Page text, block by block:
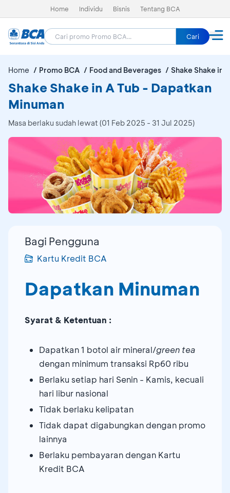
Home Individu Bisnis Tentang BCA
Cari
Home Promo BCA Food and Beverages Shake Shake in
Shake Shake in A Tub - Dapatkan
Minuman
Masa berlaku sudah lewat (01 Feb 2025 - 31 Jul 2025)
Bagi Pengguna
Kartu Kredit BCA
Dapatkan Minuman
Syarat & Ketentuan :
Dapatkan 1 botol air mineral/green tea
dengan minimum transaksi Rp60 ribu
Berlaku setiap hari Senin - Kamis, kecuali
hari libur nasional
Tidak berlaku kelipatan
Tidak dapat digabungkan dengan promo
lainnya
Berlaku pembayaran dengan Kartu
Kredit BCA